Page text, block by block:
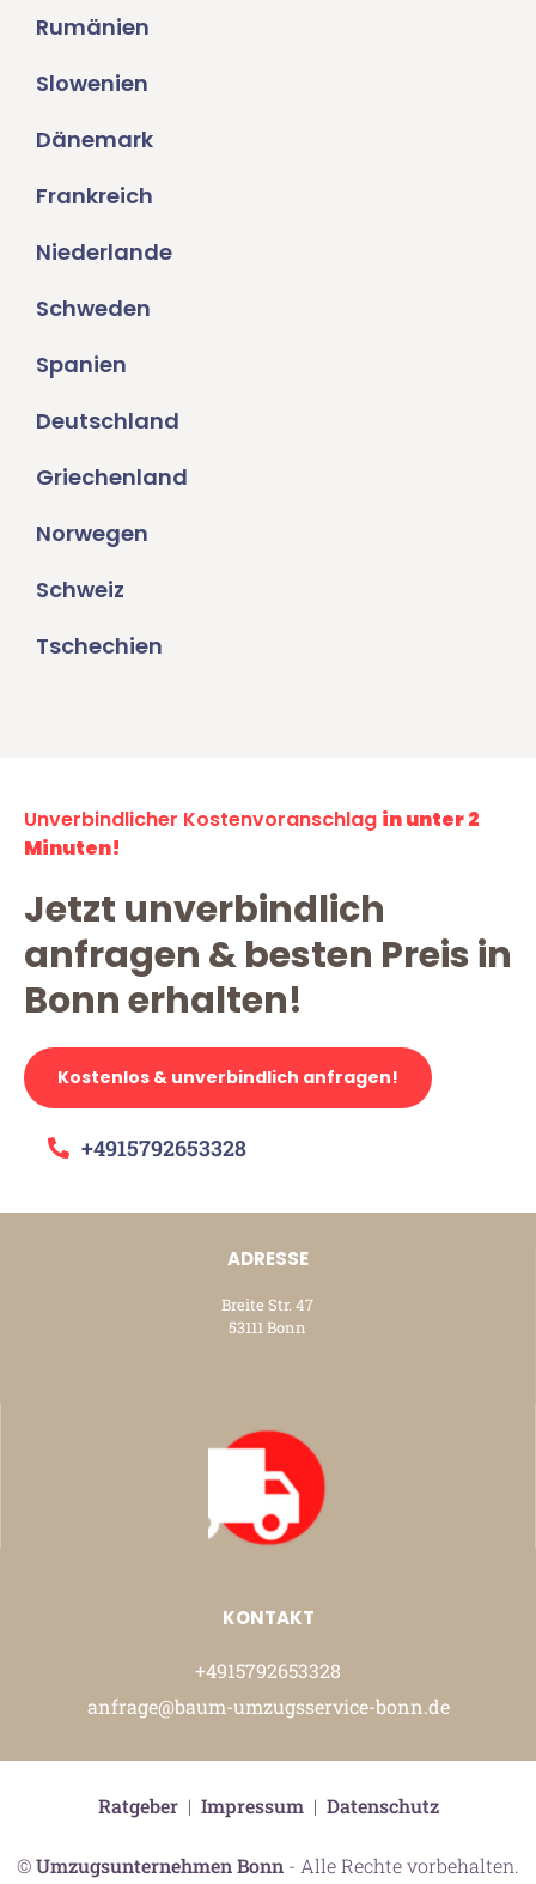
Rumänien
Slowenien
Dänemark
Frankreich
Niederlande
Schweden
Spanien
Deutschland
Griechenland
Norwegen
Schweiz
Tschechien
Unverbindlicher Kostenvoranschlag in unter 2
Minuten!
Jetzt unverbindlich
anfragen & besten Preis in
Bonn erhalten!
Kostenlos & unverbindlich anfragen!
+4915792653328
ADRESSE
Breite Str. 47
53111 Bonn
KONTAKT
+4915792653328
anfrage@baum-umzugsservice-bonn.de
©Umzugsunternehmen Bonn - Alle Rechte vorbehalten.
Ratgeber| Impressum| Datenschutz